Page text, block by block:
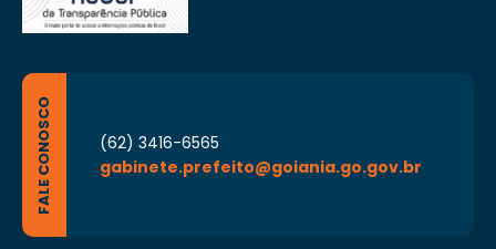
FALE CONOSCO
(62) 3416-6565
gabinete.prefeito@goiania.go.gov.br